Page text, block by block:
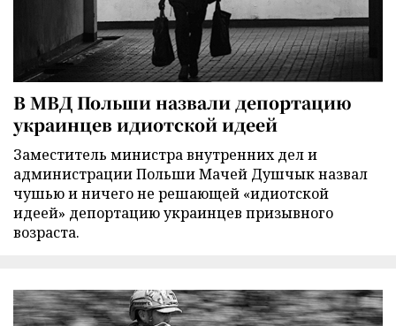
В МВД Польши назвали депортацию
украинцев идиотской идеей
Заместитель министра внутренних дел и
администрации Польши Мачей Душчык назвал
чушью и ничего не решающей «идиотской
идеей» депортацию украинцев призывного
возраста.